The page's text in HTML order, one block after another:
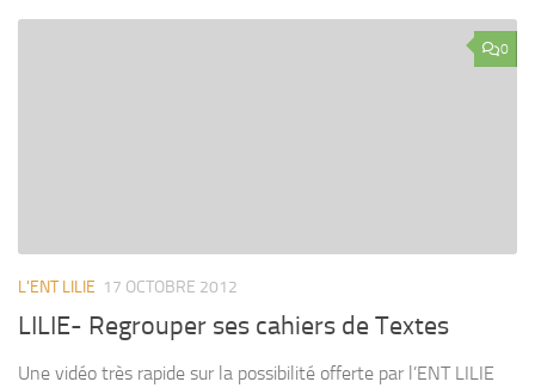
0
L'ENT LILIE 17 OCTOBRE 2012
LILIE- Regrouper ses cahiers de Textes
Une vidéo très rapide sur la possibilité offerte par l’ENT LILIE